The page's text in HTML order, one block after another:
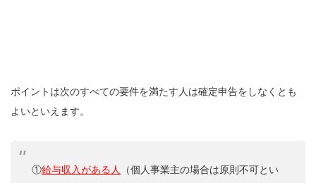
ポイントは次のすべての要件を満たす人は確定申告をしなくとも
よいといえます。
①給与収入がある人
（個人事業主の場合は原則不可とい